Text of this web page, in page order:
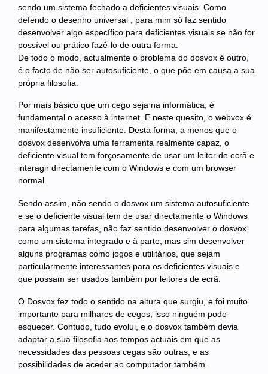
sendo um sistema fechado a deficientes visuais. Como
defendo o desenho universal , para mim só faz sentido
desenvolver algo específico para deficientes visuais se não for
possível ou prático fazê-lo de outra forma.
De todo o modo, actualmente o problema do dosvox é outro,
é o facto de não ser autosuficiente, o que põe em causa a sua
própria filosofia.
Por mais básico que um cego seja na informática, é
fundamental o acesso à internet. E neste quesito, o webvox é
manifestamente insuficiente. Desta forma, a menos que o
dosvox desenvolva uma ferramenta realmente capaz, o
deficiente visual tem forçosamente de usar um leitor de ecrã e
interagir directamente com o Windows e com um browser
normal.
Sendo assim, não sendo o dosvox um sistema autosuficiente
e se o deficiente visual tem de usar directamente o Windows
para algumas tarefas, não faz sentido desenvolver o dosvox
como um sistema integrado e à parte, mas sim desenvolver
alguns programas como jogos e utilitários, que sejam
particularmente interessantes para os deficientes visuais e
que possam ser usados também por leitores de ecrã.
O Dosvox fez todo o sentido na altura que surgiu, e foi muito
importante para milhares de cegos, isso ninguém pode
esquecer. Contudo, tudo evolui, e o dosvox também devia
adaptar a sua filosofia aos tempos actuais em que as
necessidades das pessoas cegas são outras, e as
possibilidades de aceder ao computador também.